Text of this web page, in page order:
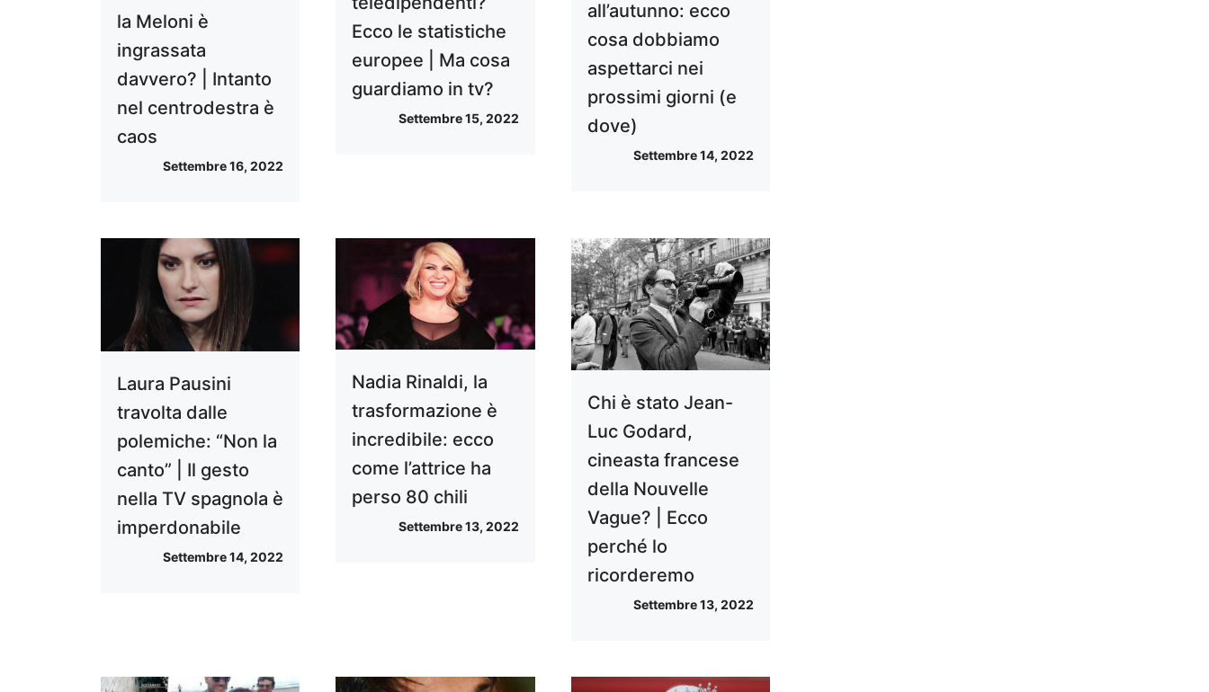
la Meloni è
ingrassata
davvero? | Intanto
nel centrodestra è
caos
Settembre 16, 2022
Ecco le statistiche
europee | Ma cosa
guardiamo in tv?
Settembre 15, 2022
all’autunno: ecco
cosa dobbiamo
aspettarci nei
prossimi giorni (e
dove)
Settembre 14, 2022
Laura Pausini
travolta dalle
polemiche: “Non la
canto” | Il gesto
nella TV spagnola è
imperdonabile
Settembre 14, 2022
Nadia Rinaldi, la
trasformazione è
incredibile: ecco
come l’attrice ha
perso 80 chili
Settembre 13, 2022
Chi è stato Jean-
Luc Godard,
cineasta francese
della Nouvelle
Vague? | Ecco
perché lo
ricorderemo
Settembre 13, 2022